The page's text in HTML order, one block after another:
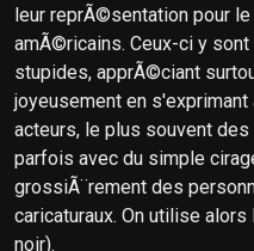
leur reprÃ©sentation pour
amÃ©ricains. Ceux-ci y
stupides, apprÃ©ciant
joyeusement en s'exprimant
acteurs, le plus souvent
parfois avec du simple
grossiÃ¨rement des
caricaturaux. On utilise
noir).